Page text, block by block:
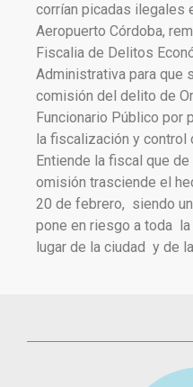
corrían picadas ilegales
Aeropuerto Córdoba,
Fiscalia de Delitos
Administrativa para que
comisión del delito de
Funcionario Público por
la fiscalización y control
Entiende la fiscal que
omisión trasciende el
20 de febrero, siendo
pone en riesgo a toda
lugar de la ciudad y de